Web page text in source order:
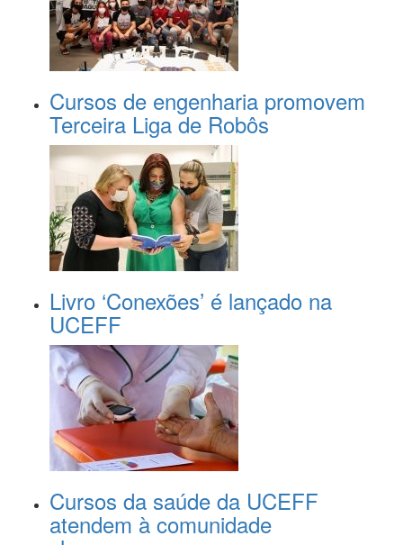
Cursos de engenharia promovem
Terceira Liga de Robôs
Livro ‘Conexões’ é lançado na
UCEFF
Cursos da saúde da UCEFF
atendem à comunidade